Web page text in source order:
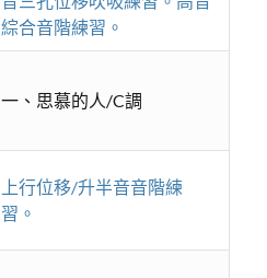
綜合音階練習。
一、思慕的人/C調
上行位移/升半音音階練
習。